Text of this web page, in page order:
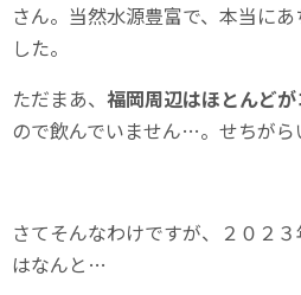
さん。当然水源豊富で、本当に
した。
ただまあ、 福岡周辺はほとんど
ので飲んでいません…。せちがら
さてそんなわけですが、２０２
はなんと…